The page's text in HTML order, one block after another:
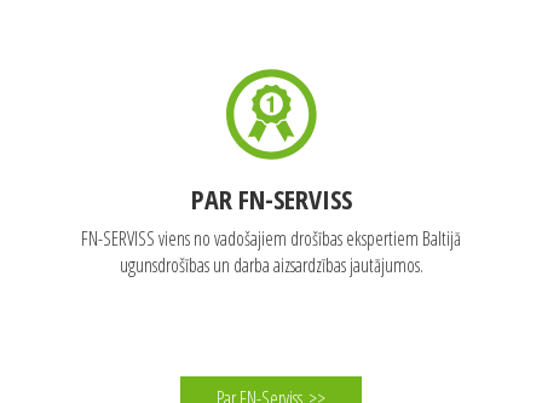
TAVS PALĪGS UGUNSDROŠĪBĀ UN DARBA
AIZSARDZĪBĀ